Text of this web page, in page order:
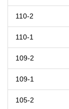
110-2
110-1
109-2
109-1
105-2